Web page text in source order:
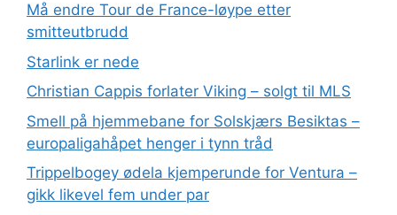
Må endre Tour de France-løype etter
smitteutbrudd
Starlink er nede
Christian Cappis forlater Viking – solgt til MLS
Smell på hjemmebane for Solskjærs Besiktas –
europaligahåpet henger i tynn tråd
Trippelbogey ødela kjemperunde for Ventura –
gikk likevel fem under par